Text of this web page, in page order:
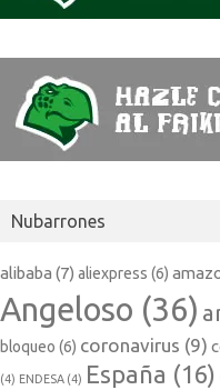
Nubarrones
alibaba (7) aliexpress (6)
Angeloso (36)
bloqueo (6) coronavirus (9)
(4) ENDESA (4) España (16)